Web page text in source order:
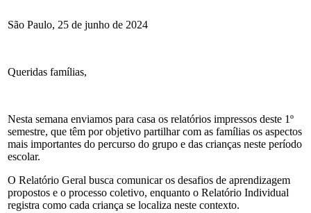
São Paulo, 25 de junho de 2024
Queridas famílias,
Nesta semana enviamos para casa os relatórios impressos deste 1º
semestre, que têm por objetivo partilhar com as famílias os aspectos
mais importantes do percurso do grupo e das crianças neste período
escolar.
O Relatório Geral busca comunicar os desafios de aprendizagem
propostos e o processo coletivo, enquanto o Relatório Individual
registra como cada criança se localiza neste contexto.